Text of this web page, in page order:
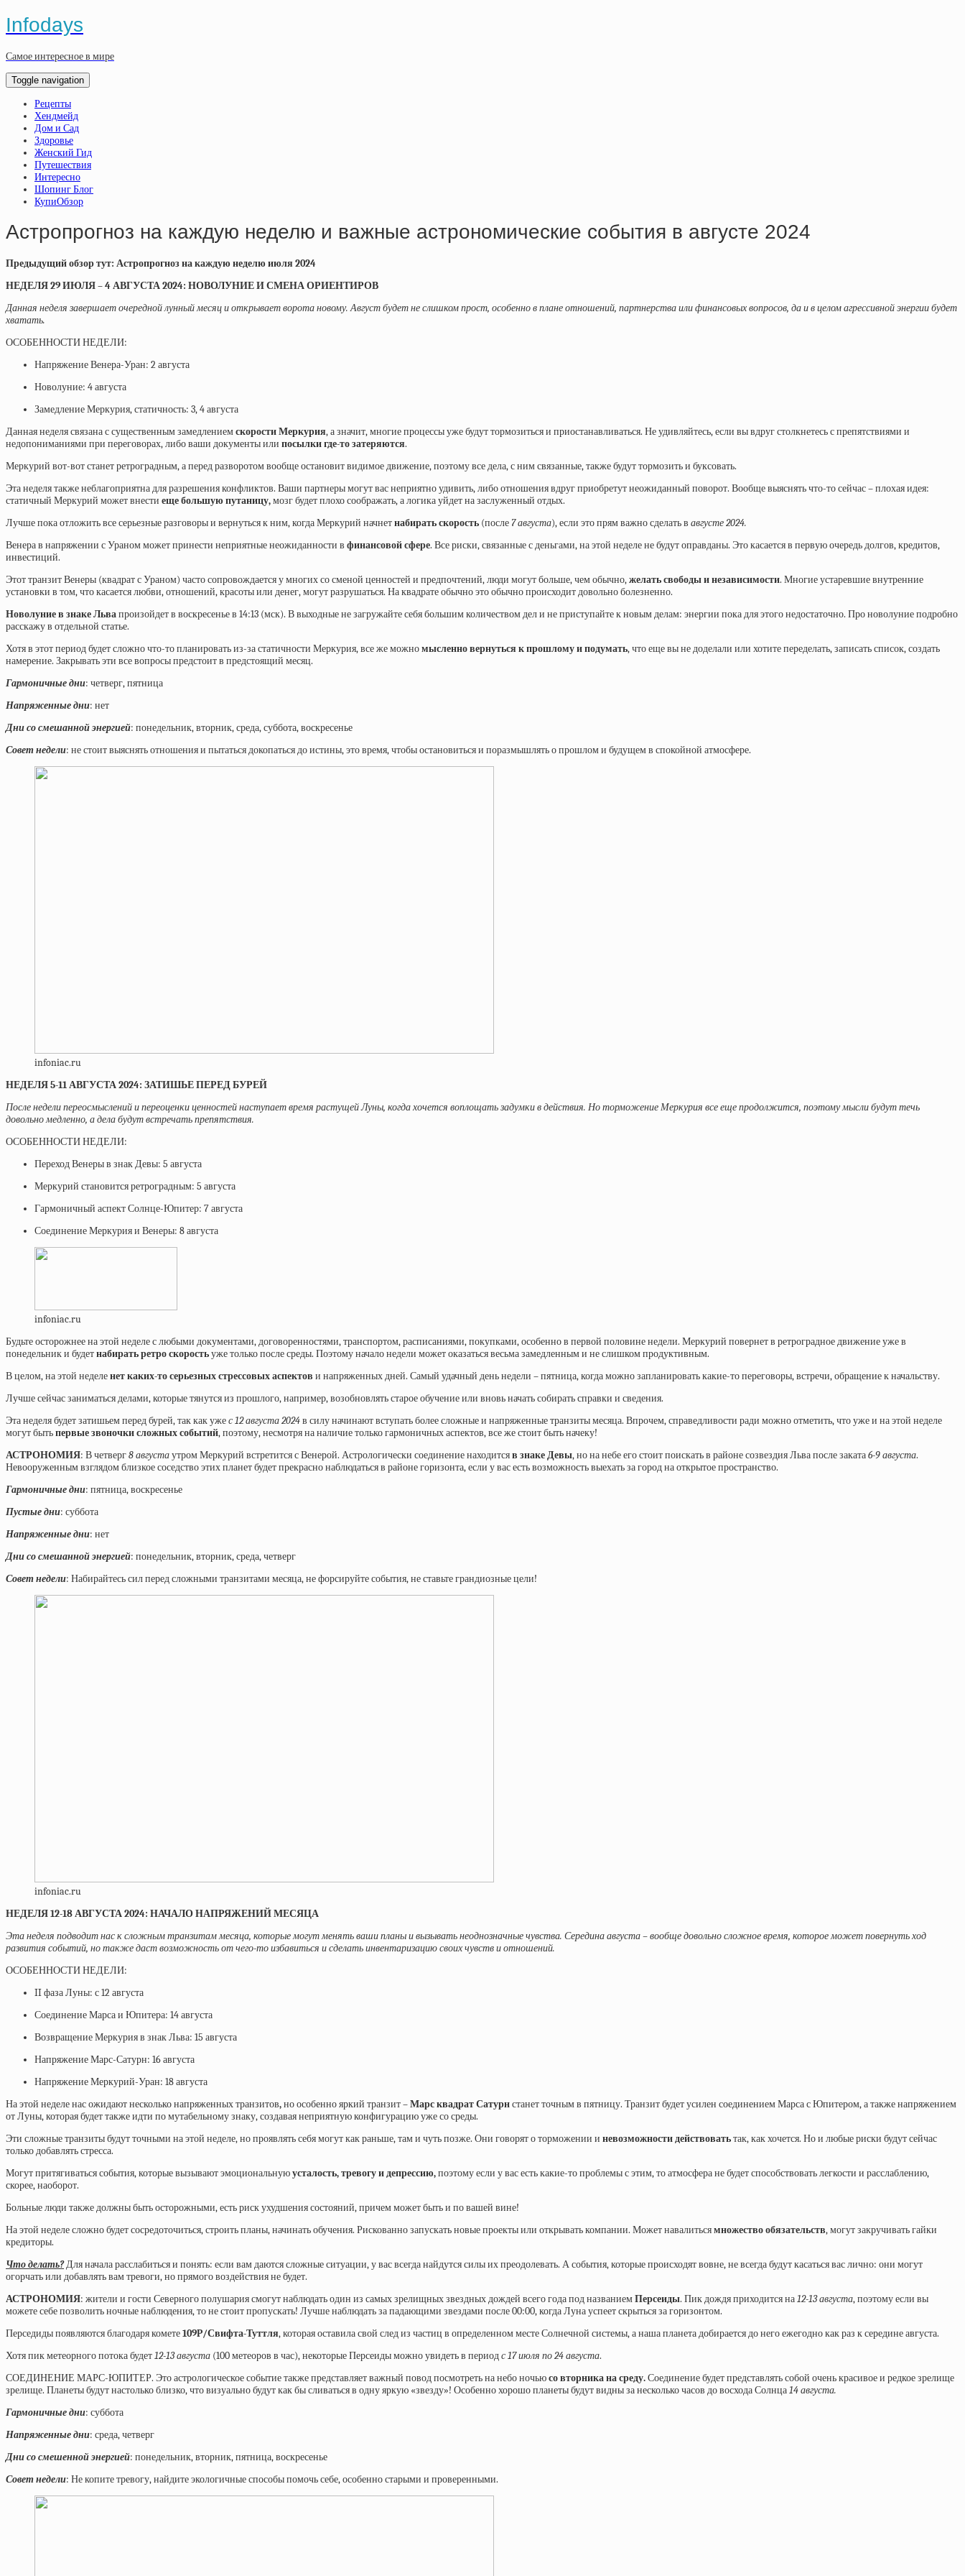
Infodays
Самое интересное в мире
Toggle navigation
Рецепты
Хендмейд
Дом и Сад
Здоровье
Женский Гид
Путешествия
Интересно
Шопинг Блог
КупиОбзор
Астропрогноз на каждую неделю и важные астрономические события в августе 2024
Предыдущий обзор тут: Астропрогноз на каждую неделю июля 2024
НЕДЕЛЯ 29 ИЮЛЯ – 4 АВГУСТА 2024: НОВОЛУНИЕ И СМЕНАОРИЕНТИРОВ
Данная неделя завершает очередной лунный месяц и открывает ворота новому. Август будет не слишком прост, особенно в плане отношений, партнерства или финансовых вопросов, да и в целом агрессивной энергии будет
хватать.
ОСОБЕННОСТИ НЕДЕЛИ:
Напряжение Венера-Уран: 2 августа
Новолуние: 4 августа
Замедление Меркурия, статичность: 3, 4 августа
Данная неделя связана с существенным замедлениемскорости Меркурия, а значит, многие процессы уже будут тормозиться и приостанавливаться. Не удивляйтесь, если вы вдруг столкнетесь с препятствиями и
недопониманиями при переговорах, либо ваши документы или посылки где-то затеряются.
Меркурий вот-вот станет ретроградным, а перед разворотом вообще остановит видимое движение, поэтому все дела, с ним связанные, также будут тормозить и буксовать.
Эта неделя также неблагоприятна для разрешения конфликтов. Ваши партнеры могут вас неприятно удивить, либо отношения вдруг приобретут неожиданный поворот. Вообще выяснять что-то сейчас – плохая идея:
статичный Меркурий может внести еще большую путаницу,мозг будет плохо соображать, а логика уйдет на заслуженный отдых.
Лучше пока отложить все серьезные разговоры и вернуться к ним, когда Меркурий начнетнабирать скорость (после 7 августа), если это прям важно сделать в августе 2024.
Венера в напряжении с Ураном может принести неприятные неожиданности в финансовой сфере. Все риски, связанные с деньгами, на этой неделе не будут оправданы. Это касается в первую очередь долгов, кредитов,
инвестиций.
Этот транзит Венеры (квадрат с Ураном) часто сопровождается у многих со сменой ценностей и предпочтений, люди могут больше, чем обычно,желать свободы и независимости. Многие устаревшие внутренние
установки в том, что касается любви, отношений, красоты или денег, могут разрушаться. На квадрате обычно это обычно происходит довольно болезненно.
Новолуние в знаке Львапроизойдет в воскресенье в 14:13 (мск). В выходные не загружайте себя большим количеством дел и не приступайте к новым делам: энергии пока для этого недостаточно. Про новолуние подробно
расскажу в отдельной статье.
Хотя в этот период будет сложно что-то планировать из-за статичности Меркурия, все же можномысленно вернуться к прошлому и подумать, что еще вы не доделали или хотите переделать, записать список, создать
намерение. Закрывать эти все вопросы предстоит в предстоящий месяц.
Гармоничные дни: четверг, пятница
Напряженные дни: нет
Дни со смешанной энергией: понедельник, вторник, среда, суббота, воскресенье
Совет недели: не стоит выяснять отношения и пытаться докопаться до истины, это время, чтобы остановиться и поразмышлять о прошлом и будущем в спокойной атмосфере.
infoniac.ru
НЕДЕЛЯ 5-11 АВГУСТА 2024: ЗАТИШЬЕ ПЕРЕД БУРЕЙ
После недели переосмыслений и переоценки ценностей наступает время растущей Луны, когда хочется воплощать задумки в действия. Но торможение Меркурия все еще продолжится, поэтому мысли будут течь
довольно медленно, а дела будут встречать препятствия.
ОСОБЕННОСТИ НЕДЕЛИ:
Переход Венеры в знак Девы: 5 августа
Меркурий становится ретроградным: 5 августа
Гармоничный аспект Солнце-Юпитер: 7 августа
Соединение Меркурия и Венеры: 8 августа
infoniac.ru
Будьте осторожнее на этой неделе с любыми документами, договоренностями, транспортом, расписаниями, покупками, особенно в первой половине недели. Меркурий повернет в ретроградное движение уже в
понедельник и будетнабирать ретро скоростьуже только после среды. Поэтому начало недели может оказаться весьма замедленным и не слишком продуктивным.
В целом, на этой неделенет каких-то серьезных стрессовых аспектов и напряженных дней. Самый удачный день недели – пятница, когда можно запланировать какие-то переговоры, встречи, обращение к начальству.
Лучше сейчас заниматься делами, которые тянутся из прошлого, например, возобновлять старое обучение или вновь начать собирать справки и сведения.
Эта неделя будет затишьем перед бурей, так как ужес 12 августа 2024в силу начинают вступать более сложные и напряженные транзиты месяца. Впрочем, справедливости ради можно отметить, что уже и на этой неделе
могут бытьпервые звоночки сложных событий, поэтому, несмотря на наличие только гармоничных аспектов, все же стоит быть начеку!
АСТРОНОМИЯ: В четверг8 августаутром Меркурий встретится с Венерой. Астрологически соединение находитсяв знаке Девы, но на небе его стоит поискать в районе созвездия Льва после заката6-9 августа.
Невооруженным взглядом близкое соседство этих планет будет прекрасно наблюдаться в районе горизонта, если у вас есть возможность выехать за город на открытое пространство.
Гармоничные дни: пятница, воскресенье
Пустые дни: суббота
Напряженные дни: нет
Дни со смешанной энергией: понедельник, вторник, среда, четверг
Совет недели: Набирайтесь сил перед сложными транзитами месяца, не форсируйте события, не ставьте грандиозные цели!
infoniac.ru
НЕДЕЛЯ 12-18 АВГУСТА 2024: НАЧАЛО НАПРЯЖЕНИЙ МЕСЯЦА
Эта неделя подводит нас к сложным транзитам месяца, которые могут менять ваши планы и вызывать неоднозначные чувства. Середина августа – вообще довольно сложное время, которое может повернуть ход
развития событий, но также даст возможность от чего-то избавиться и сделать инвентаризацию своих чувств и отношений.
ОСОБЕННОСТИ НЕДЕЛИ:
II фаза Луны: с 12 августа
Соединение Марса и Юпитера: 14 августа
Возвращение Меркурия в знак Льва: 15 августа
Напряжение Марс-Сатурн: 16 августа
Напряжение Меркурий-Уран: 18 августа
На этой неделе нас ожидают несколько напряженных транзитов,но особенно яркий транзит –Марс квадрат Сатурнстанет точным в пятницу. Транзит будет усилен соединением Марса с Юпитером, а также напряжением
от Луны, которая будет также идти по мутабельному знаку, создавая неприятную конфигурацию уже со среды.
Эти сложные транзиты будут точными на этой неделе, но проявлять себя могут как раньше, там и чуть позже. Они говорят о торможении и невозможности действоватьтак, как хочется. Но и любые риски будут сейчас
только добавлять стресса.
Могут притягиваться события, которые вызывают эмоциональнуюусталость, тревогу и депрессию,поэтому если у вас есть какие-то проблемы с этим, то атмосфера не будет способствовать легкости и расслаблению,
скорее, наоборот.
Больные люди также должны быть осторожными, есть риск ухудшения состояний, причем может быть и по вашей вине!
На этой неделе сложно будет сосредоточиться, строить планы, начинать обучения. Рискованно запускать новые проекты или открывать компании. Может навалитьсямножество обязательств, могут закручивать гайки
кредиторы.
Что делать?Для начала расслабиться и понять: если вам даются сложные ситуации, у вас всегда найдутся силы их преодолевать. А события, которые происходят вовне, не всегда будут касаться вас лично: они могут
огорчать или добавлять вам тревоги, но прямого воздействия не будет.
АСТРОНОМИЯ: жители и гости Северного полушария смогут наблюдать один из самых зрелищных звездных дождей всего года под названиемПерсеиды. Пик дождя приходится на12-13 августа, поэтому если вы
можете себе позволить ночные наблюдения, то не стоит пропускать! Лучше наблюдать за падающими звездами после 00:00, когда Луна успеет скрыться за горизонтом.
Перседиды появляются благодаря комете109P/Свифта-Туттля, которая оставила свой след из частиц в определенном месте Солнечной системы, а наша планета добирается до него ежегодно как раз к середине августа.
Хотя пик метеорного потока будет12-13 августа (100 метеоров в час), некоторые Персеиды можно увидеть в периодс 17 июля по 24 августа.
СОЕДИНЕНИЕ МАРС-ЮПИТЕР. Это астрологическое событие также представляет важный повод посмотреть на небо ночьюсо вторника на среду.Соединение будет представлять собой очень красивое и редкое зрелище
зрелище. Планеты будут настолько близко, что визуально будут как бы сливаться в одну яркую «звезду»! Особенно хорошо планеты будут видны за несколько часов до восхода Солнца14 августа.
Гармоничные дни: суббота
Напряженные дни: среда, четверг
Дни со смешенной энергией: понедельник, вторник, пятница, воскресенье
Совет недели: Не копите тревогу, найдите экологичные способы помочь себе, особенно старыми и проверенными.